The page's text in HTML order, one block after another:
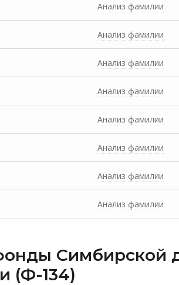
Анализ фамилии
Анализ фамилии
Анализ фамилии
Анализ фамилии
Анализ фамилии
Анализ фамилии
Анализ фамилии
Анализ фамилии
Cимбирской
(Ф-134)